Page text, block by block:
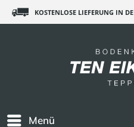
KOSTENLOSE LIEFERUNG IN DE
Menü